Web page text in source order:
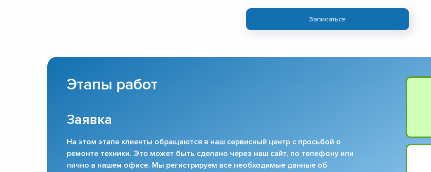
Записаться
Этапы работ
Заявка
На этом этапе клиенты обращаются в наш сервисный центр с просьбой о
ремонте техники. Это может быть сделано через наш сайт, по телефону или
лично в нашем офисе. Мы регистрируем все необходимые данные об